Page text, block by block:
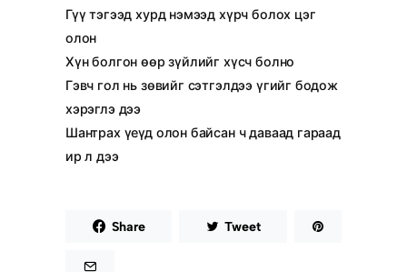
Гүү тэгээд хурд нэмээд хүрч болох цэг
олон
Хүн болгон өөр зүйлийг хүсч болно
Гэвч гол нь зөвийг сэтгэлдээ үгийг бодож
хэрэглэ дээ
Шантрах үеүд олон байсан ч даваад гараад
ир л дээ
Share Tweet